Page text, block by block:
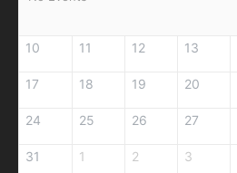
10 11 12 13
17 18 19 20
24 25 26 27
31 1 2 3